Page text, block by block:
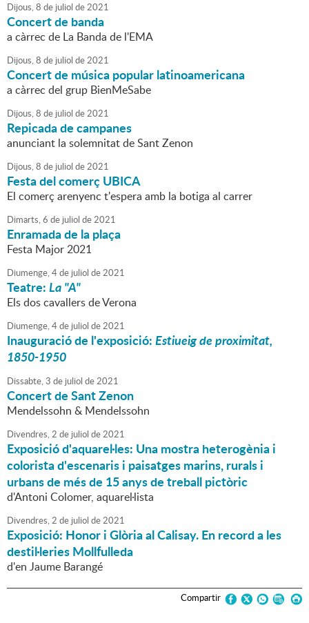
Dijous,8 de juliol de2021
Concert de banda
a càrrec de La Banda de l'EMA
Dijous,8 de juliol de2021
Concert de música popular latinoamericana
a càrrec del grup BienMeSabe
Dijous,8 de juliol de2021
Repicada de campanes
anunciant la solemnitat de Sant Zenon
Dijous,8 de juliol de2021
Festa del comerç UBICA
El comerç arenyenc t'espera amb la botiga al carrer
Dimarts,6 de juliol de2021
Enramada de la plaça
Festa Major 2021
Diumenge,4de juliol de2021
Teatre:La "A"
Els dos cavallers de Verona
Diumenge,4de juliol de2021
Inauguració de l'exposició:Estiueig de proximitat,
1850-1950
Dissabte,3 de juliol de2021
Concert de Sant Zenon
Mendelssohn & Mendelssohn
Divendres,2 de juliol de2021
Exposició d'aquarel·les: Una mostra heterogènia i
colorista d'escenaris i paisatges marins, rurals i
urbans de més de 15 anys de treball pictòric
d'Antoni Colomer, aquarel·lista
Divendres,2 de juliol de2021
Exposició: Honor i Glòria al Calisay. En record a les
destil·leries Mollfulleda
d'en Jaume Barangé
Compartir